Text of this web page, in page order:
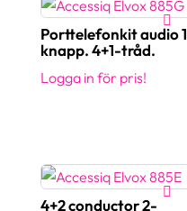
Porttelefonkit audio 1
knapp. 4+1-tråd.
Logga in för pris!
4+2 conductor 2-